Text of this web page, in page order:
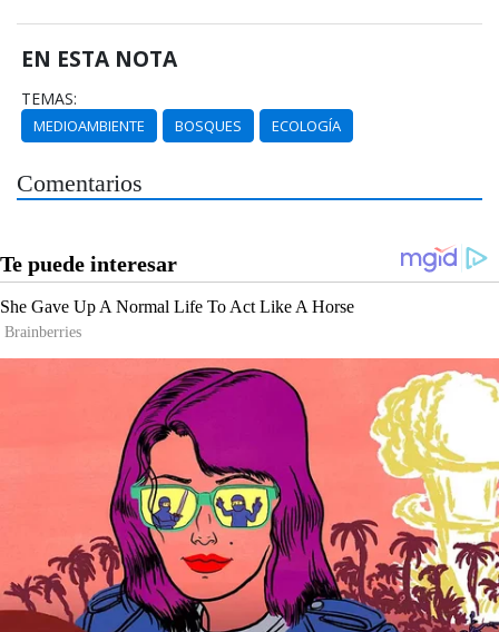
EN ESTA NOTA
TEMAS:
MEDIOAMBIENTE BOSQUES ECOLOGÍA
Comentarios